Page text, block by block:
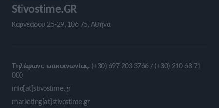
Stivostime.GR
Καρνεάδου 25-29, 106 75, Αθήνα
Τηλέφωνο επικοινωνίας: (+30) 697 203 3766 / (+30) 210 68 71
000
info[at]stivostime.gr
marketing[at]stivostime.gr